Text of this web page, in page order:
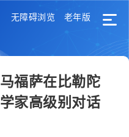
无障碍浏览 老年版
福萨在比勒陀
家高级别对话